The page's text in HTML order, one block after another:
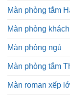
Màn phòng tắm
Màn phòng khách
Màn phòng ngủ
Màn phòng tắm
Màn roman xếp